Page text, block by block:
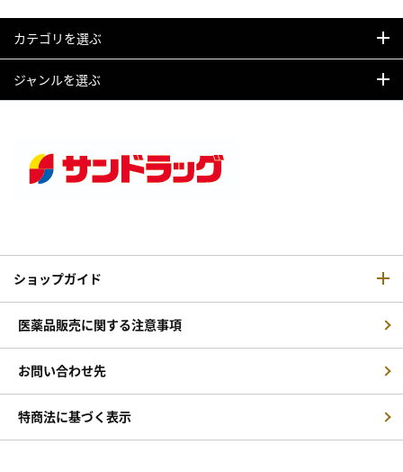
カテゴリを選ぶ
ジャンルを選ぶ
ショップガイド
医薬品販売に関する注意事項
お問い合わせ先
特商法に基づく表示